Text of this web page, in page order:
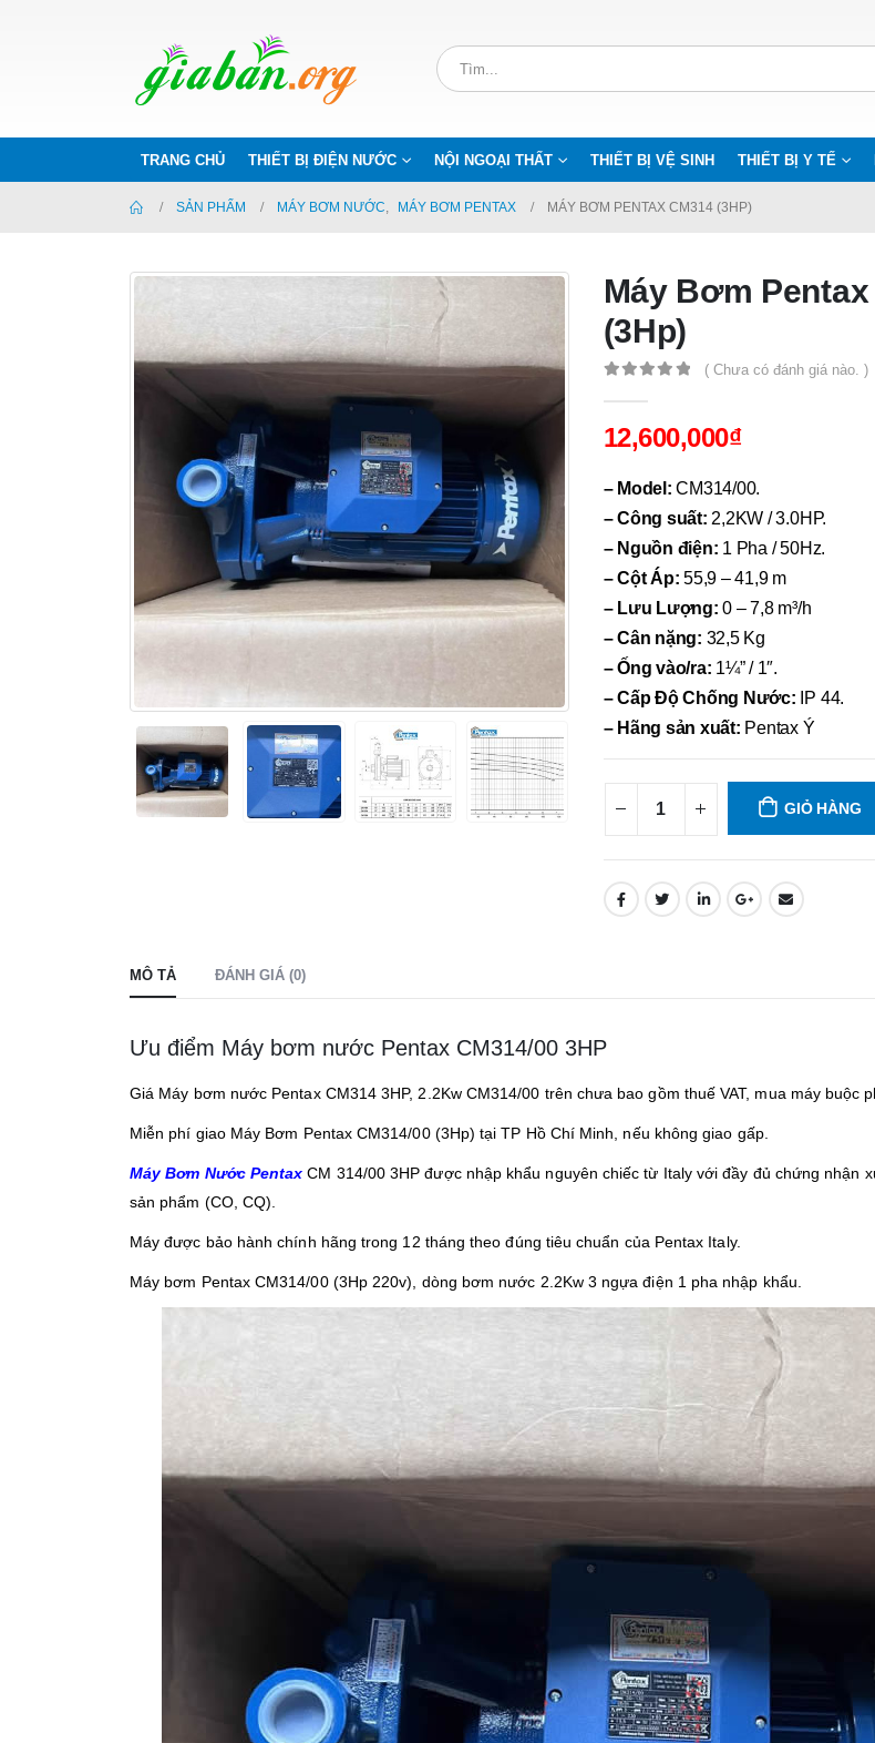
TRANG CHỦ THIẾT BỊ ĐIỆN NƯỚC NỘI NGOẠI THẤT THIẾT BỊ VỆ SINH THIẾT BỊ Y TẾ
SẢN PHẨM MÁY BƠM NƯỚC, MÁY BƠM PENTAX MÁY BƠM PENTAX CM314 (3HP)
Máy Bơm Pentax
(3Hp)
( Chưa có đánh giá nào. )
12,600,000₫
– Model: CM314/00.
– Công suất: 2,2KW / 3.0HP.
– Nguồn điện: 1 Pha / 50Hz.
– Cột Áp: 55,9 – 41,9 m
– Lưu Lượng: 0 – 7,8 m³/h
– Cân nặng: 32,5 Kg
– Ống vào/ra: 1¼” / 1″.
– Cấp Độ Chống Nước: IP 44.
– Hãng sản xuất: Pentax Ý
GIỎ HÀNG
MÔ TẢ ĐÁNH GIÁ (0)
Ưu điểm Máy bơm nước Pentax CM314/00 3HP
Giá Máy bơm nước Pentax CM314 3HP, 2.2Kw CM314/00 trên chưa bao gồm thuế VAT, mua máy buộc
Miễn phí giao Máy Bơm Pentax CM314/00 (3Hp) tại TP Hồ Chí Minh, nếu không giao gấp.
Máy Bơm Nước Pentax CM 314/00 3HP được nhập khẩu nguyên chiếc từ Italy với đầy đủ chứng nhận
sản phẩm (CO, CQ).
Máy được bảo hành chính hãng trong 12 tháng theo đúng tiêu chuẩn của Pentax Italy.
Máy bơm Pentax CM314/00 (3Hp 220v), dòng bơm nước 2.2Kw 3 ngựa điện 1 pha nhập khẩu.